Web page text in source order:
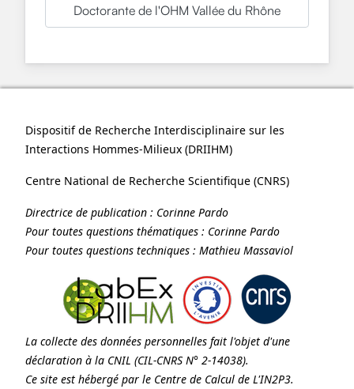
Doctorante de l'OHM Vallée du Rhône
Dispositif de Recherche Interdisciplinaire sur les
Interactions Hommes-Milieux (DRIIHM)
Centre National de Recherche Scientifique (CNRS)
Directrice de publication : Corinne Pardo
Pour toutes questions thématiques : Corinne Pardo
Pour toutes questions techniques : Mathieu Massaviol
La collecte des données personnelles fait l'objet d'une
déclaration à la CNIL (CIL-CNRS N° 2-14038).
Ce site est hébergé par le Centre de Calcul de L'IN2P3.